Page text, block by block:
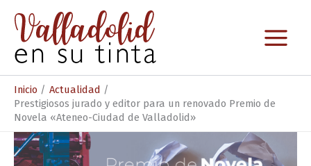
contenido
Inicio
Actualidad
Prestigiosos jurado y editor para un renovado Premio de
Novela «Ateneo-Ciudad de Valladolid»